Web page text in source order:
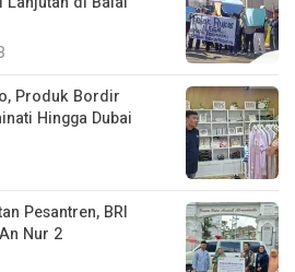
Produk Bordir
Hingga Dubai
Pesantren, BRI
Nur 2